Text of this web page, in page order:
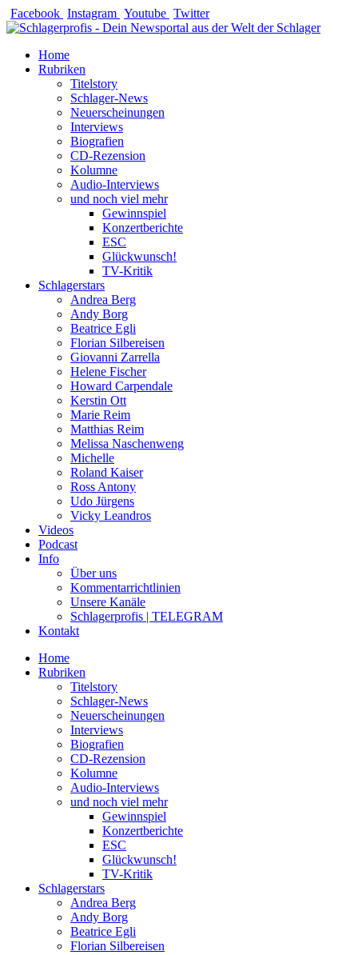
Zum
Inhalt
Facebook Instagram Youtube Twitter
Home
Rubriken
Titelstory
Schlager-News
Neuerscheinungen
Interviews
Biografien
CD-Rezension
Kolumne
Audio-Interviews
und noch viel mehr
Gewinnspiel
Konzertberichte
ESC
Glückwunsch!
TV-Kritik
Schlagerstars
Andrea Berg
Andy Borg
Beatrice Egli
Florian Silbereisen
Giovanni Zarrella
Helene Fischer
Howard Carpendale
Kerstin Ott
Marie Reim
Matthias Reim
Melissa Naschenweng
Michelle
Roland Kaiser
Ross Antony
Udo Jürgens
Vicky Leandros
Videos
Podcast
Info
Über uns
Kommentarrichtlinien
Unsere Kanäle
Schlagerprofis | TELEGRAM
Kontakt
Home
Rubriken
Titelstory
Schlager-News
Neuerscheinungen
Interviews
Biografien
CD-Rezension
Kolumne
Audio-Interviews
und noch viel mehr
Gewinnspiel
Konzertberichte
ESC
Glückwunsch!
TV-Kritik
Schlagerstars
Andrea Berg
Andy Borg
Beatrice Egli
Florian Silbereisen